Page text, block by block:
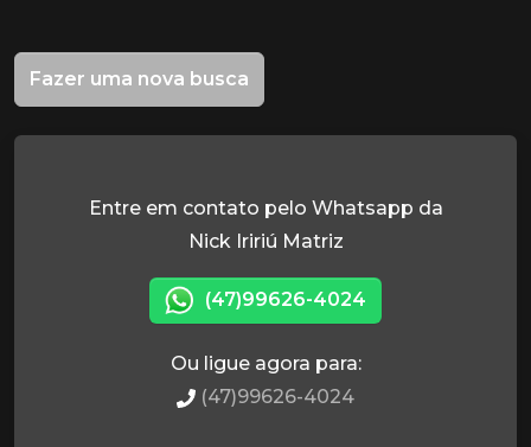
Fazer uma nova busca
Entre em contato pelo Whatsapp da
Nick Iririú Matriz
(47)99626-4024
Ou ligue agora para:
(47)99626-4024